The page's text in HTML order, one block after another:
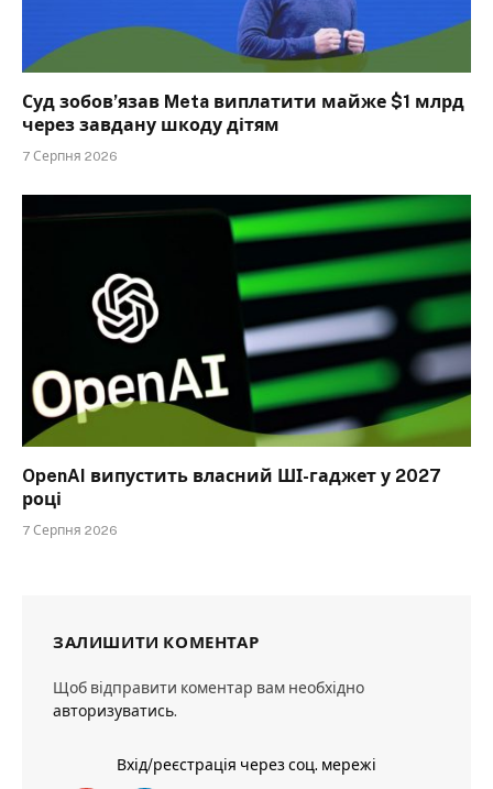
Суд зобов’язав Meta виплатити майже $1 млрд
через завдану шкоду дітям
7 Серпня 2026
OpenAI випустить власний ШІ-гаджет у 2027
році
7 Серпня 2026
ЗАЛИШИТИ КОМЕНТАР
Щоб відправити коментар вам необхідно
авторизуватись.
Вхід/реєстрація через соц. мережі